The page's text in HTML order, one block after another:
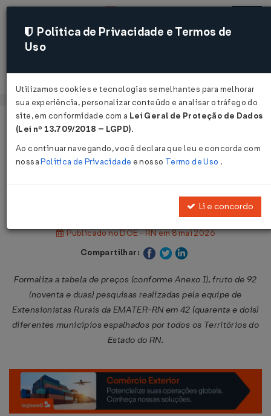
Acessar
Página Inicial
Legislações
Portaria SEI Nº 206 DE 06/05/2026
Publicado no DOE - RN em 8 mai 2026
Compartilhar:
Formaliza a tabela de preços (conforme Anexo I), fruto de 92
(noventa e duas) pesquisas realizadas pela equipe de
Extensionistas Rurais da EMATER-RN em 42 (quarenta e dois)
diferentes municípios espalhados por todos os Territórios do
Estado do RN.
Política de Privacidade e Termos de
Uso
Utilizamos cookies e tecnologias semelhantes para melhorar
sua experiência, personalizar conteúdo e analisar o tráfego do
site, em conformidade com a Lei Geral de Proteção de Dados
(Lei nº 13.709/2018 – LGPD).
Ao continuar navegando, você declara que leu e concorda com
nossaPolítica de Privacidade e nosso Termo de Uso .
Li e concordo